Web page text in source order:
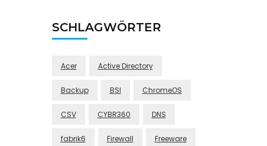
SCHLAGWÖRTER
Acer Active Directory
Backup BSI ChromeOS
CSV CYBR360 DNS
fabrik6 Firewall Freeware